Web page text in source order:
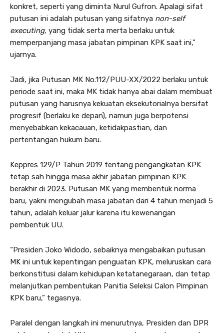
konkret, seperti yang diminta Nurul Gufron. Apalagi sifat
putusan ini adalah putusan yang sifatnya non-self
executing, yang tidak serta merta berlaku untuk
memperpanjang masa jabatan pimpinan KPK saat ini,”
ujarnya.
Jadi, jika Putusan MK No.112/PUU-XX/2022 berlaku untuk
periode saat ini, maka MK tidak hanya abai dalam membuat
putusan yang harusnya kekuatan eksekutorialnya bersifat
progresif (berlaku ke depan), namun juga berpotensi
menyebabkan kekacauan, ketidakpastian, dan
pertentangan hukum baru.
Keppres 129/P Tahun 2019 tentang pengangkatan KPK
tetap sah hingga masa akhir jabatan pimpinan KPK
berakhir di 2023. Putusan MK yang membentuk norma
baru, yakni mengubah masa jabatan dari 4 tahun menjadi 5
tahun, adalah keluar jalur karena itu kewenangan
pembentuk UU.
“Presiden Joko Widodo, sebaiknya mengabaikan putusan
MK ini untuk kepentingan penguatan KPK, meluruskan cara
berkonstitusi dalam kehidupan ketatanegaraan, dan tetap
melanjutkan pembentukan Panitia Seleksi Calon Pimpinan
KPK baru,” tegasnya.
Paralel dengan langkah ini menurutnya, Presiden dan DPR